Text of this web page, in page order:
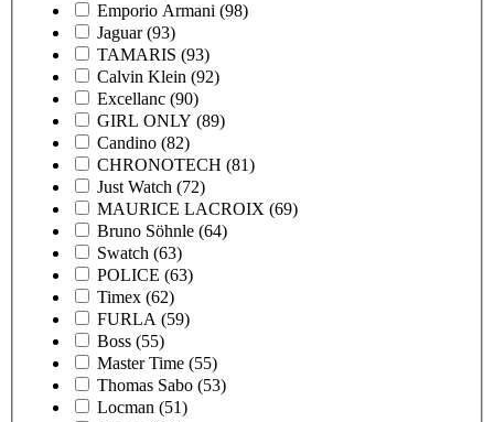
Emporio Armani (98)
Jaguar (93)
TAMARIS (93)
Calvin Klein (92)
Excellanc (90)
GIRL ONLY (89)
Candino (82)
CHRONOTECH (81)
Just Watch (72)
MAURICE LACROIX (69)
Bruno Söhnle (64)
Swatch (63)
POLICE (63)
Timex (62)
FURLA (59)
Boss (55)
Master Time (55)
Thomas Sabo (53)
Locman (51)